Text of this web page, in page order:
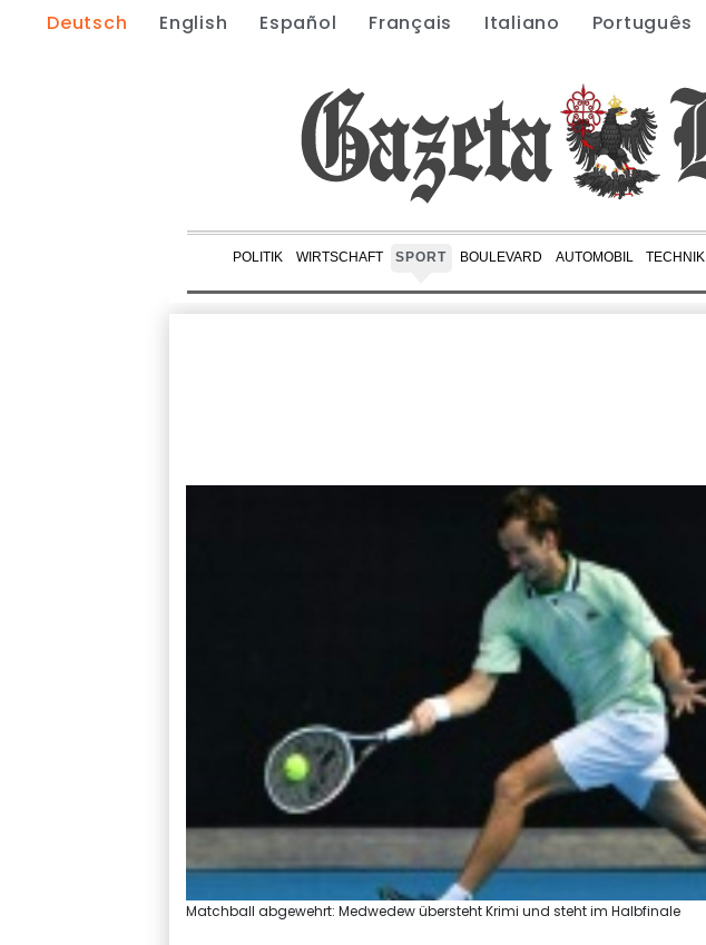
Deutsch English Español Français Italiano Português
POLITIK WIRTSCHAFT SPORT BOULEVARD AUTOMOBIL TECHNIK
Matchball abgewehrt: Medwedew übersteht Krimi und steht im Halbfinale